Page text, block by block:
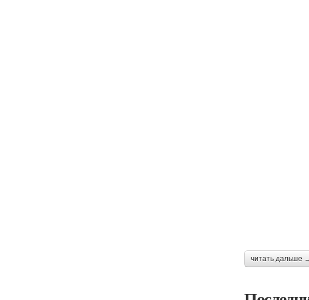
читать дальше